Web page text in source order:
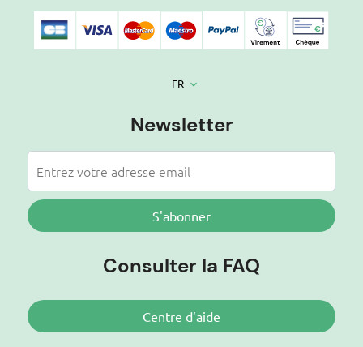
FR keyboard_arrow_down
Newsletter
S'abonner
Consulter la FAQ
Centre d’aide